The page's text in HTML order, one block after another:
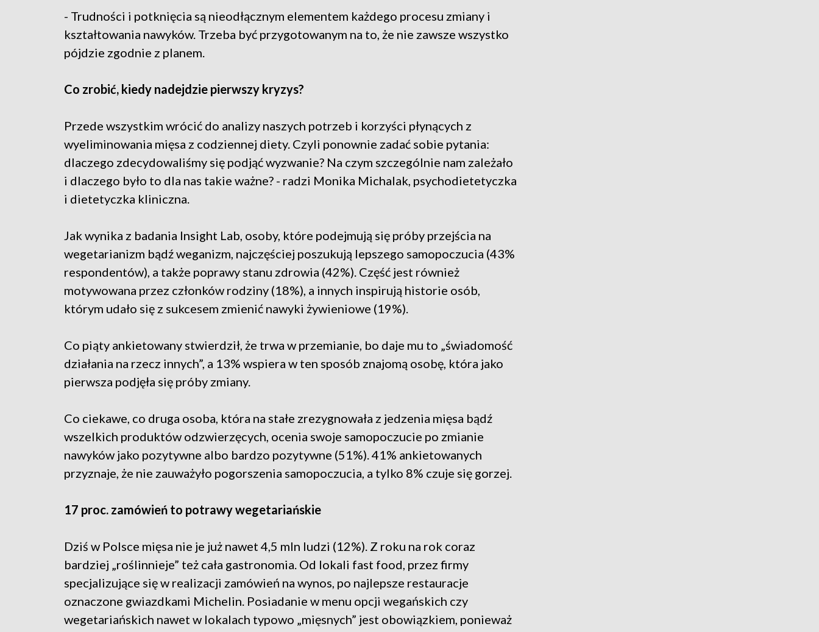
- Trudności i potknięcia są nieodłącznym elementem każdego procesu zmiany i
kształtowania nawyków. Trzeba być przygotowanym na to, że nie zawsze wszystko
pójdzie zgodnie z planem.
Co zrobić, kiedy nadejdzie pierwszy kryzys?
Przede wszystkim wrócić do analizy naszych potrzeb i korzyści płynących z
wyeliminowania mięsa z codziennej diety. Czyli ponownie zadać sobie pytania:
dlaczego zdecydowaliśmy się podjąć wyzwanie? Na czym szczególnie nam zależało
i dlaczego było to dla nas takie ważne? - radzi Monika Michalak, psychodietetyczka
i dietetyczka kliniczna.
Jak wynika z badania Insight Lab, osoby, które podejmują się próby przejścia na
wegetarianizm bądź weganizm, najczęściej poszukują lepszego samopoczucia (43%
respondentów), a także poprawy stanu zdrowia (42%). Część jest również
motywowana przez członków rodziny (18%), a innych inspirują historie osób,
którym udało się z sukcesem zmienić nawyki żywieniowe (19%).
Co piąty ankietowany stwierdził, że trwa w przemianie, bo daje mu to „świadomość
działania na rzecz innych”, a 13% wspiera w ten sposób znajomą osobę, która jako
pierwsza podjęła się próby zmiany.
Co ciekawe, co druga osoba, która na stałe zrezygnowała z jedzenia mięsa bądź
wszelkich produktów odzwierzęcych, ocenia swoje samopoczucie po zmianie
nawyków jako pozytywne albo bardzo pozytywne (51%). 41% ankietowanych
przyznaje, że nie zauważyło pogorszenia samopoczucia, a tylko 8% czuje się gorzej.
17 proc. zamówień to potrawy wegetariańskie
Dziś w Polsce mięsa nie je już nawet 4,5 mln ludzi (12%). Z roku na rok coraz
bardziej „roślinnieje” też cała gastronomia. Od lokali fast food, przez firmy
specjalizujące się w realizacji zamówień na wynos, po najlepsze restauracje
oznaczone gwiazdkami Michelin. Posiadanie w menu opcji wegańskich czy
wegetariańskich nawet w lokalach typowo „mięsnych” jest obowiązkiem, ponieważ